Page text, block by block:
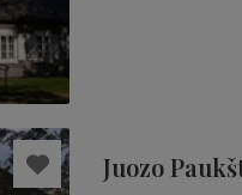
Juozo